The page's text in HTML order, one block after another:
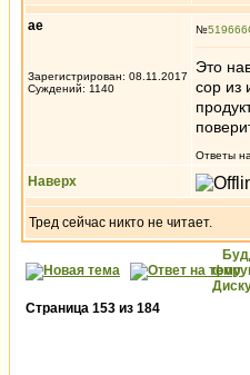
ae
Зарегистрирован: 08.11.2017
Суждений: 1140
№519666
Это
сор из
Ответы
Наверх
Тред сейчас никто не читает.
Страница 153 из 184